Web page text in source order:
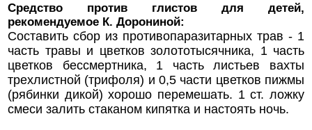
Средство против глистов для детей,
рекомендуемое К. Дорониной:
Составить сбор из противопаразитарных трав - 1
часть травы и цветков золототысячника, 1 часть
цветков бессмертника, 1 часть листьев вахты
трехлистной (трифоля) и 0,5 части цветков пижмы
(рябинки дикой) хорошо перемешать. 1 ст. ложку
смеси залить стаканом кипятка и настоять ночь.